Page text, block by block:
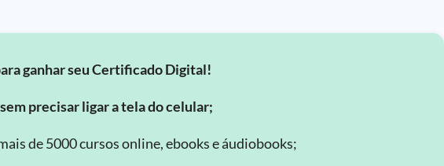
ganhar seu Certificado Digital!
precisar ligar a tela do celular;
de 5000 cursos online, ebooks e áudiobooks;